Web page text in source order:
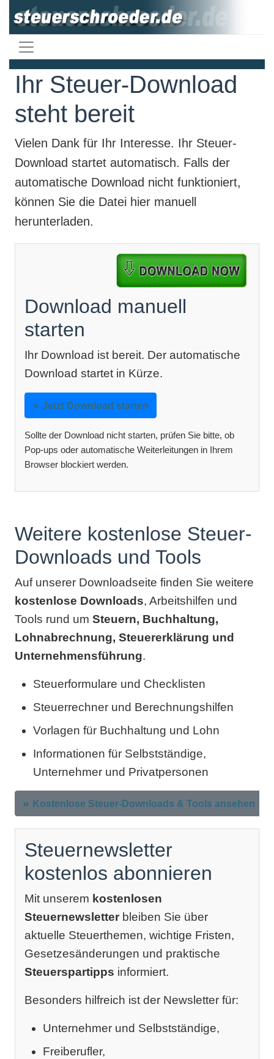
Ihr Steuer-Download
steht bereit
Vielen Dank für Ihr Interesse. Ihr Steuer-
Download startet automatisch. Falls der
automatische Download nicht funktioniert,
können Sie die Datei hier manuell
herunterladen.
Download manuell
starten
Ihr Download ist bereit. Der automatische
Download startet in Kürze.
Jetzt Download starten
Sollte der Download nicht starten, prüfen Sie bitte, ob
Pop-ups oder automatische Weiterleitungen in Ihrem
Browser blockiert werden.
Weitere kostenlose Steuer-
Downloads und Tools
Auf unserer Downloadseite finden Sie weitere
kostenlose Downloads, Arbeitshilfen und
Tools rund um Steuern, Buchhaltung,
Lohnabrechnung, Steuererklärung und
Unternehmensführung.
Steuerformulare und Checklisten
Steuerrechner und Berechnungshilfen
Vorlagen für Buchhaltung und Lohn
Informationen für Selbstständige,
Unternehmer und Privatpersonen
Kostenlose Steuer-Downloads & Tools ansehen
Steuernewsletter
kostenlos abonnieren
Mit unserem kostenlosen
Steuernewsletter bleiben Sie über
aktuelle Steuerthemen, wichtige Fristen,
Gesetzesänderungen und praktische
Steuerspartipps informiert.
Besonders hilfreich ist der Newsletter für:
Unternehmer und Selbstständige,
Freiberufler,